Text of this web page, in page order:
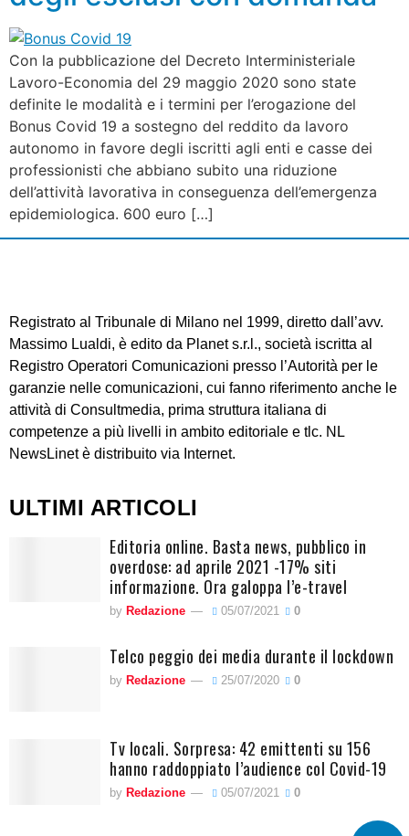
Con la pubblicazione del Decreto Interministeriale
Lavoro-Economia del 29 maggio 2020 sono state
definite le modalità e i termini per l’erogazione del
Bonus Covid 19 a sostegno del reddito da lavoro
autonomo in favore degli iscritti agli enti e casse dei
professionisti che abbiano subito una riduzione
dell’attività lavorativa in conseguenza dell’emergenza
epidemiologica. 600 euro […]
Registrato al Tribunale di Milano nel 1999, diretto dall’avv.
Massimo Lualdi, è edito da Planet s.r.l., società iscritta al
Registro Operatori Comunicazioni presso l’Autorità per le
garanzie nelle comunicazioni, cui fanno riferimento anche le
attività di Consultmedia, prima struttura italiana di
competenze a più livelli in ambito editoriale e tlc. NL
NewsLinet è distribuito via Internet.
ULTIMI ARTICOLI
Editoria online. Basta news, pubblico in
overdose: ad aprile 2021 -17% siti
informazione. Ora galoppa l’e-travel
by Redazione 05/07/2021 0
Telco peggio dei media durante il lockdown
by Redazione 25/07/2020 0
Tv locali. Sorpresa: 42 emittenti su 156
hanno raddoppiato l’audience col Covid-19
by Redazione 05/07/2021 0